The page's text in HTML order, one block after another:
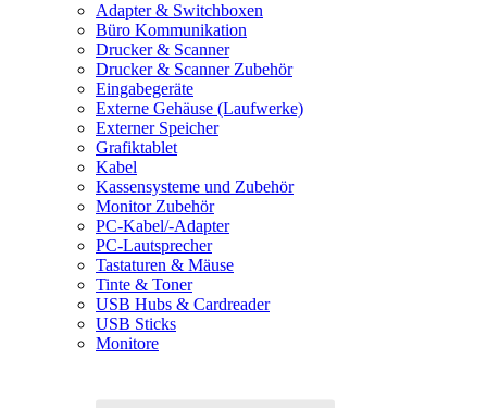
Adapter & Switchboxen
Büro Kommunikation
Drucker & Scanner
Drucker & Scanner Zubehör
Eingabegeräte
Externe Gehäuse (Laufwerke)
Externer Speicher
Grafiktablet
Kabel
Kassensysteme und Zubehör
Monitor Zubehör
PC-Kabel/-Adapter
PC-Lautsprecher
Tastaturen & Mäuse
Tinte & Toner
USB Hubs & Cardreader
USB Sticks
Monitore